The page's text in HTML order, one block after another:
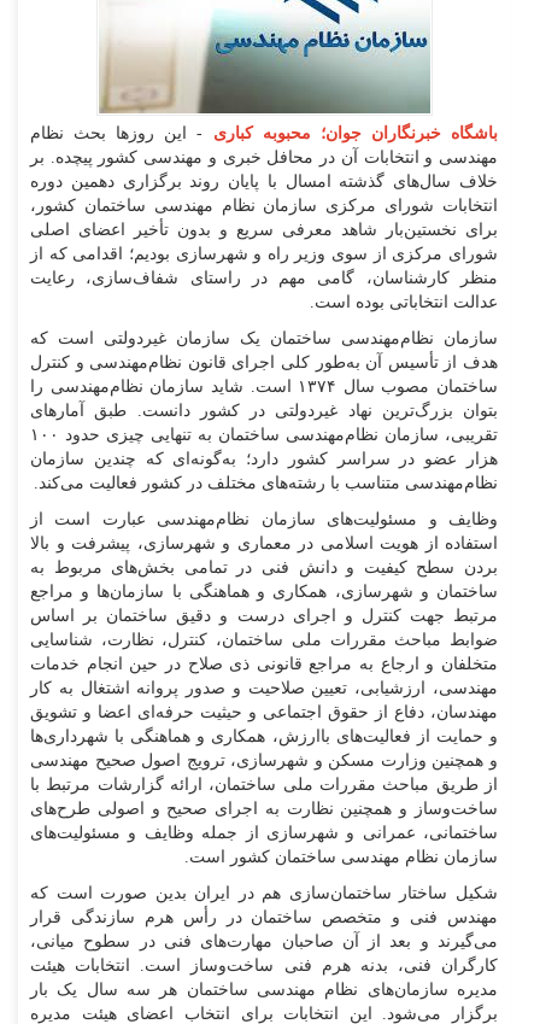
باشگاه خبرنگاران جوان؛ محبوبه کباری - این روز‌ها بحث نظام
مهندسی و انتخابات آن در محافل خبری و مهندسی کشور پیچده. بر
خلاف سال‌های گذشته امسال با پایان روند برگزاری دهمین دوره
انتخابات شورای مرکزی سازمان نظام مهندسی ساختمان کشور،
برای نخستین‌بار شاهد معرفی سریع و بدون تأخیر اعضای اصلی
شورای مرکزی از سوی وزیر راه و شهرسازی بودیم؛ اقدامی که از
منظر کارشناسان، گامی مهم در راستای شفاف‌سازی، رعایت
عدالت انتخاباتی بوده است.
سازمان نظام‌مهندسی ساختمان یک سازمان غیردولتی است که
هدف از تأسیس آن به‌طور کلی اجرای قانون نظام‌مهندسی و کنترل
ساختمان مصوب سال ۱۳۷۴ است. شاید سازمان نظام‌مهندسی را
بتوان بزرگ‌ترین نهاد غیردولتی در کشور دانست. طبق آمار‌های
تقریبی، سازمان نظام‌مهندسی ساختمان به تنهایی چیزی حدود ۱۰۰
هزار عضو در سراسر کشور دارد؛ به‌گونه‌ای که چندین سازمان
نظام‌مهندسی متناسب با رشته‌های مختلف در کشور فعالیت می‌کند.
وظایف و مسئولیت‌های سازمان نظام‌مهندسی عبارت است از
استفاده از هویت اسلامی در معماری و شهرسازی، پیشرفت و بالا
بردن سطح کیفیت و دانش فنی در تمامی بخش‌های مربوط به
ساختمان و شهرسازی، همکاری و هماهنگی با سازمان‌ها و مراجع
مرتبط جهت کنترل و اجرای درست و دقیق ساختمان بر اساس
ضوابط مباحث مقررات ملی ساختمان، کنترل، نظارت، شناسایی
متخلفان و ارجاع به مراجع قانونی ذی صلاح در حین انجام خدمات
مهندسی، ارزشیابی، تعیین صلاحیت و صدور پروانه اشتغال به کار
مهندسان، دفاع از حقوق اجتماعی و حیثیت حرفه‌ای اعضا و تشویق
و حمایت از فعالیت‌های باارزش، همکاری و هماهنگی با شهرداری‌ها
و همچنین وزارت مسکن و شهرسازی، ترویج اصول صحیح مهندسی
از طریق مباحث مقررات ملی ساختمان، ارائه گزارشات مرتبط با
ساخت‌وساز و همچنین نظارت به اجرای صحیح و اصولی طرح‌های
ساختمانی، عمرانی و شهرسازی از جمله وظایف و مسئولیت‌های
سازمان نظام مهندسی ساختمان کشور است.
شکیل ساختار ساختمان‌سازی هم در ایران بدین صورت است که
مهندس فنی و متخصص ساختمان در رأس هرم سازندگی قرار
می‌گیرند و بعد از آن صاحبان مهارت‌های فنی در سطوح میانی،
کارگران فنی، بدنه هرم فنی ساخت‌وساز است. انتخابات هیئت
مدیره سازمان‌های نظام مهندسی ساختمان هر سه سال یک بار
برگزار می‌شود. این انتخابات برای انتخاب اعضای هیئت مدیره